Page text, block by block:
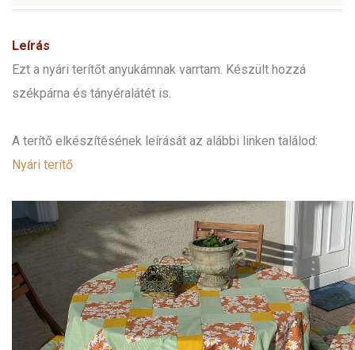
Leírás
Ezt a nyári terítőt anyukámnak varrtam. Készült hozzá
székpárna és tányéralátét is.
A terítő elkészítésének leírását az alábbi linken találod:
Nyári terítő